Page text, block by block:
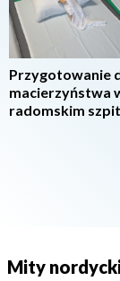
Przygotowanie
macierzyństwa
radomskim
Mity